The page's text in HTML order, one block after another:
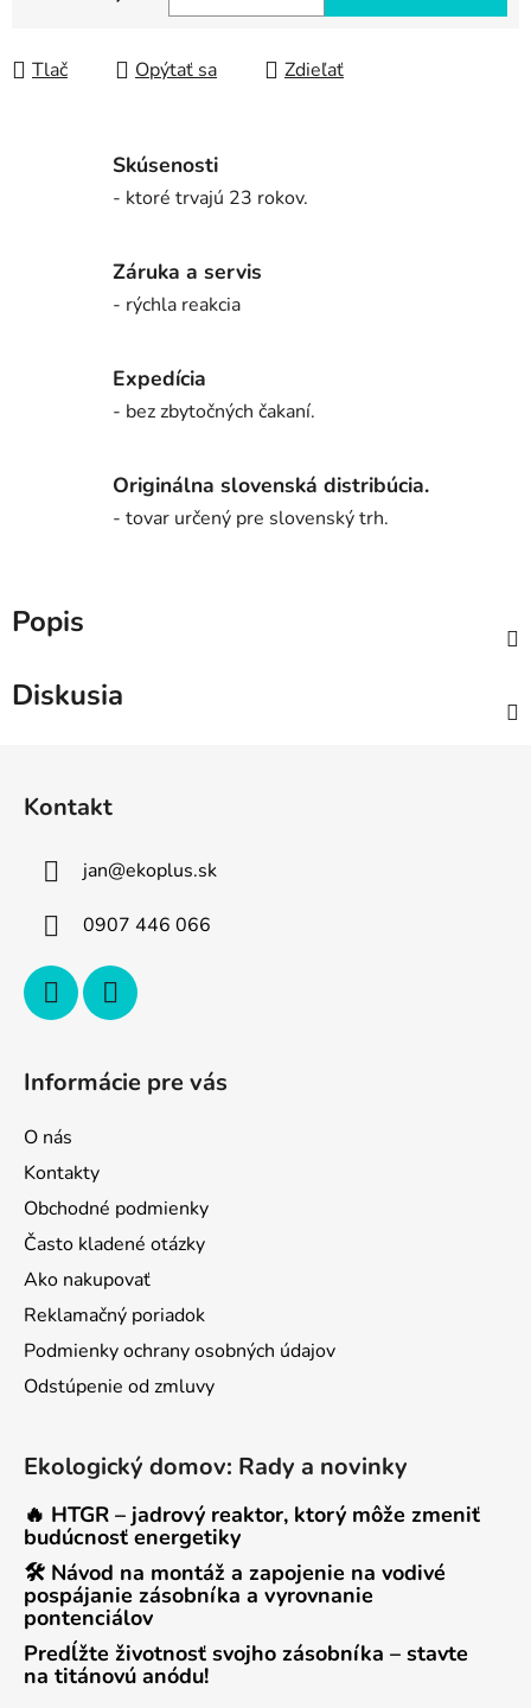
Tlač Opýtať sa Zdieľať
Skúsenosti
- ktoré trvajú 23 rokov.
Záruka a servis
- rýchla reakcia
Expedícia
- bez zbytočných čakaní.
Originálna slovenská distribúcia.
- tovar určený pre slovenský trh.
Popis
Diskusia
Kontakt
jan@ekoplus.sk
0907 446 066
Informácie pre vás
O nás
Kontakty
Obchodné podmienky
Často kladené otázky
Ako nakupovať
Reklamačný poriadok
Podmienky ochrany osobných údajov
Odstúpenie od zmluvy
Ekologický domov: Rady a novinky
🔥 HTGR – jadrový reaktor, ktorý môže zmeniť
budúcnosť energetiky
🛠 Návod na montáž a zapojenie na vodivé
pospájanie zásobníka a vyrovnanie
pontenciálov
Predĺžte životnosť svojho zásobníka – stavte
na titánovú anódu!